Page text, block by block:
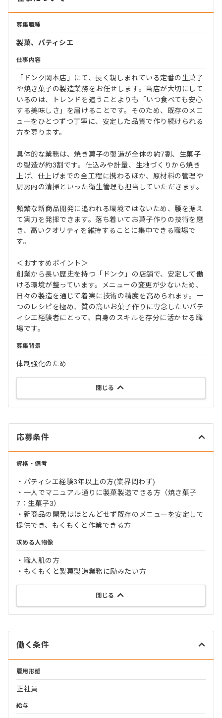
募集職種
製菓、パティシエ
仕事内容
「ドンク岡本店」にて、長く親しまれている定番の生菓子
や焼き菓子の製造業務をお任せします。当店が大切にして
いるのは、トレンドを追うことよりも「いつ食べても安心
する美味しさ」を届けることです。そのため、既存のメニ
ューをひとつずつ丁寧に、安定した品質で作り続けられる
方を募ります。
具体的な業務は、焼き菓子の製造が全体の約7割、生菓子
の製造が約3割です。仕込みや計量、生地づくりから焼き
上げ、仕上げまでの全工程に携わるほか、原材料の管理や
厨房内の清掃といった衛生管理も担当していただきます。
頻繁な新商品開発に追われる環境ではないため、腰を据え
て実力を発揮できます。落ち着いてお菓子作りの技術を磨
き、高いクオリティを維持することに集中できる職場で
す。
＜おすすめポイント＞
創業から長い歴史を持つ「ドンク」の店舗で、安定して働
ける環境が整っています。メニューの変更が少ないため、
日々の製造を通じて着実に技術の精度を高められます。一
つのレシピを極め、質の高いお菓子作りに専念したいパテ
ィシエ経験者にとって、自身のスキルを存分に活かせる職
場です。
募集背景
体制強化のため
閉じる
応募条件
資格・備考
・パティシエ経験3年以上の方(業界問わず)
・一人でマニュアル通りに製菓製造できる方（焼き菓子
7：生菓子3）
・新商品の開発はほとんどせず既存のメニューを安定して
提供でき、もくもくと作業できる方
求める人物像
・職人肌の方
・もくもくと製菓製造業務に励みたい方
閉じる
働く条件
雇用形態
正社員
給与